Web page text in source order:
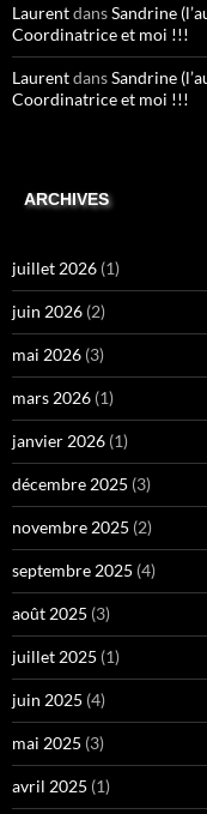
LaurentdansSandrine
Coordinatrice et moi !!!
LaurentdansSandrine
Coordinatrice et moi !!!
ARCHIVES
juillet 2026 (1)
juin 2026 (2)
mai 2026 (3)
mars 2026 (1)
janvier 2026 (1)
décembre 2025 (3)
novembre 2025 (2)
septembre 2025 (4)
août 2025 (3)
juillet 2025 (1)
juin 2025 (4)
mai 2025 (3)
avril 2025 (1)